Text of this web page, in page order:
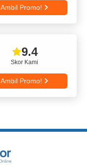
Ambil Promo!
Skor Kami
9.4
Ambil Promo!